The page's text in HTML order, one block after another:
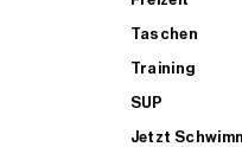
Taschen
Training
SUP
Jetzt